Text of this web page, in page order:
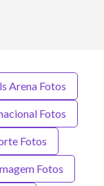
Arena Fotos
Fotos
Fotos
Fotos